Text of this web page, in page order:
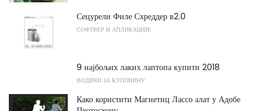
Сецурели Филе Схреддер в2.0
СОФТВЕР И АПЛИКАЦИЈЕ
9 најбољих лаких лаптопа купити 2018
ВОДИЧИ ЗА КУПОВИНУ
Како користити Магнетиц Лассо алат у Адобе